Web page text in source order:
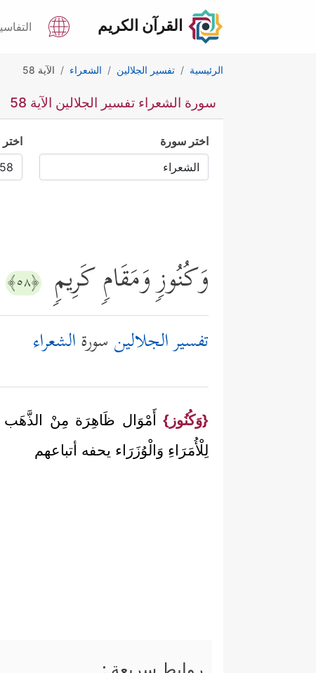
القرآن الكريم
الرئيسية تفسير الجلالين الشعراء الآية 58
سورة الشعراء تفسير الجلالين الآية 58
اختر سورة اختر
وَكُنُوزࣲ وَمَقَامࣲ كَرِیمࣲ ﴿٥٨﴾
تفسير الجلالين سورةالشعراء
{وَكُنُوز} أَمْوَال ظَاهِرَة مِنْ الذَّهَب
لِلْأُمَرَاءِ وَالْوُزَرَاء يحفه أتباعهم